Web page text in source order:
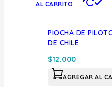
AL CARRITO
PIOCHA DE
DE CHILE
$12.000
AGREGAR AL